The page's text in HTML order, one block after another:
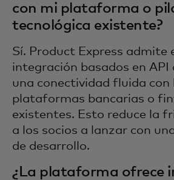
con mi plataforma o
tecnológica existente?
Sí. Product Express admite
integración basados en API
una conectividad fluida con
plataformas bancarias o
existentes. Esto reduce la
a los socios a lanzar con
de desarrollo.
¿La plataforma ofrece